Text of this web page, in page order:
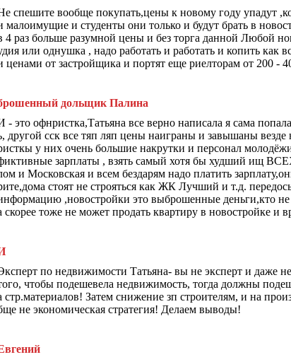
спешите вообще покупать,цены к новому году упадут
малоимущие и студенты они только и будут брать в
4 раз больше разумной цены и без торга данной Любой
или однушка , надо работать и работать и копить как
ценами от застройщика и портят еще риелторам от 200 -
дольщик Палина
- это офнристка,Татьяна все верно написала я сама
другой сск все тяп ляп цены наиграны и завышаны
у них очень большие накрутки и персонал
зарплаты , взять самый хотя бы худший ищ
и Московская и всем бездарям надо платить
стоят не строяться как ЖК Лучший и т.д.
,новостройки это выброшенные деньги,кто
скорее тоже не может продать квартиру в новостройке и
по недвижимости Татьяна- вы не эксперт и даже
чтобы подешевела недвижимость, тогда должны
стр.материалов! Затем снижение зп строителям, и на
не экономическая стратегия! Делаем выводы!